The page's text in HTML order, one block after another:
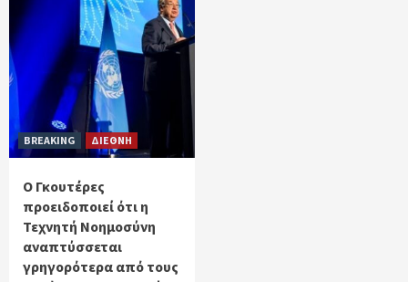
BREAKING ΔΙΕΘΝΗ
Ο Γκουτέρες
προειδοποιεί ότι η
Τεχνητή Νοημοσύνη
αναπτύσσεται
γρηγορότερα από τους